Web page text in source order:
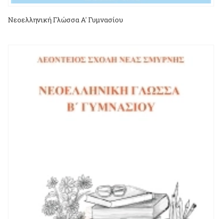
Νεοελληνική Γλώσσα Α' Γυμνασίου